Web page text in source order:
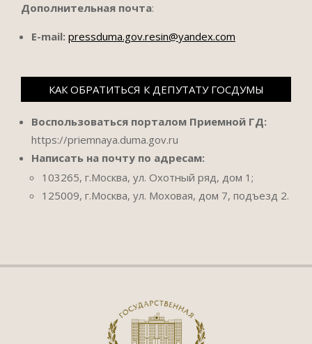
Дополнительная почта:
E-mail: pressduma.gov.resin@yandex.com
КАК ОБРАТИТЬСЯ К ДЕПУТАТУ ГОСДУМЫ
Воспользоваться порталом Приемной ГД:
https://priemnaya.duma.gov.ru
Написать на почту по адресам:
103265, г.Москва, ул. Охотный ряд, дом 1;
125009, г.Москва, ул. Моховая, дом 7, подъезд 2.